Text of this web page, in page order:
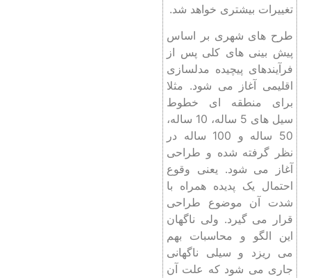
تغییرات بیشتری خواهد شد.
طرح های شهری بر اساس
پیش بینی های کلی پس از
فرآیندهای پیچیده مدلسازی
اقلیمی آغاز می شود. مثلا
برای منطقه ای خطوط
سیل های 5 ساله، 10 ساله،
50 ساله و 100 ساله در
نظر گرفته شده و طراحی
آغاز می شود. یعنی وقوع
احتمال یک پدیده همراه با
شدت آن موضوع طراحی
قرار می گیرد. ولی ناگهان
این الگو و محاسبات بهم
می ریزد و سیلی ناگهانی
جاری می شود که علت آن